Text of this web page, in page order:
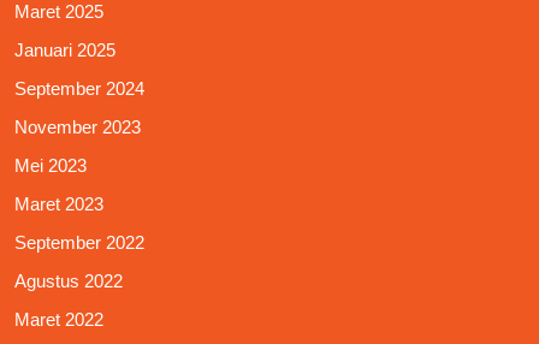
Maret 2025
Januari 2025
September 2024
November 2023
Mei 2023
Maret 2023
September 2022
Agustus 2022
Maret 2022